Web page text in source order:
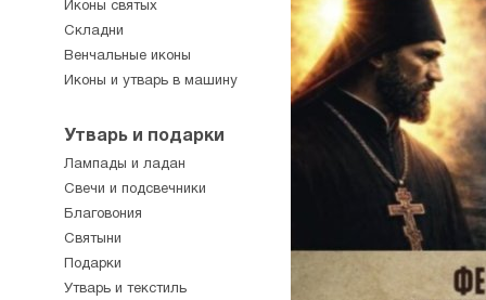
Иконы святых
Складни
Венчальные иконы
Иконы и утварь в машину
Утварь и подарки
Лампады и ладан
Свечи и подсвечники
Благовония
Святыни
Подарки
Утварь и текстиль